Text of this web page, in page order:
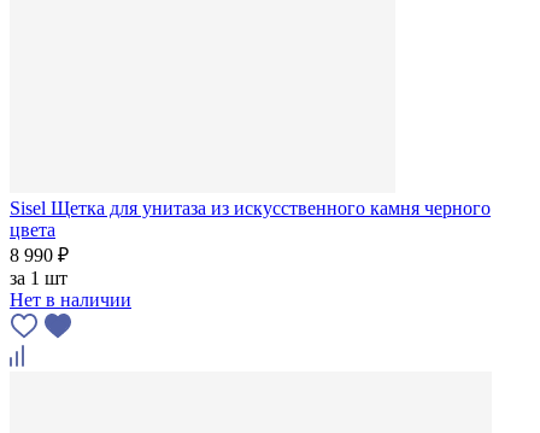
Sisel Щетка для унитаза из искусственного камня черного
цвета
8 990 ₽
за 1 шт
Нет в наличии